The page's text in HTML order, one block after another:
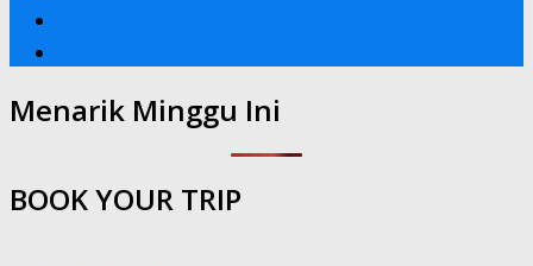
Menarik Minggu Ini
BOOK YOUR TRIP